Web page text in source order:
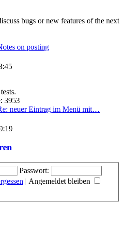
bugs or new features of the next
on posting
: 3953
neuer Eintrag im Menü mit…
Passwort:
| Angemeldet bleiben